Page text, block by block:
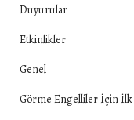
Duyurular
Etkinlikler
Genel
Görme Engelliler İçin İlk